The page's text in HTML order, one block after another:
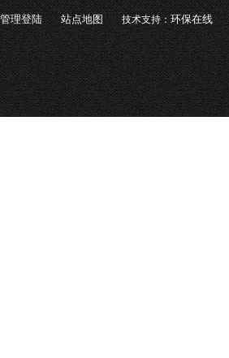
管理登陆 站点地图 技术支持：环保在线